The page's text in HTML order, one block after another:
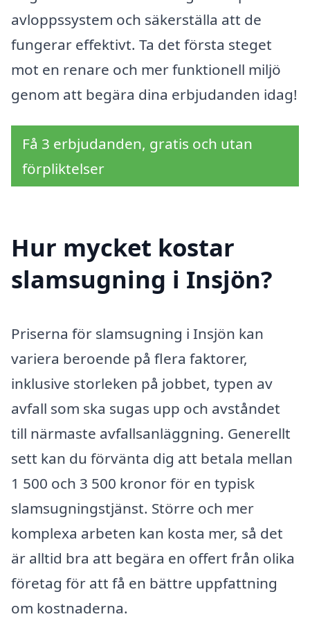
avloppssystem och säkerställa att de
fungerar effektivt. Ta det första steget
mot en renare och mer funktionell miljö
genom att begära dina erbjudanden idag!
Få 3 erbjudanden, gratis och utan
förpliktelser
Hur mycket kostar
slamsugning i Insjön?
Priserna för slamsugning i Insjön kan
variera beroende på flera faktorer,
inklusive storleken på jobbet, typen av
avfall som ska sugas upp och avståndet
till närmaste avfallsanläggning. Generellt
sett kan du förvänta dig att betala mellan
1 500 och 3 500 kronor för en typisk
slamsugningstjänst. Större och mer
komplexa arbeten kan kosta mer, så det
är alltid bra att begära en offert från olika
företag för att få en bättre uppfattning
om kostnaderna.